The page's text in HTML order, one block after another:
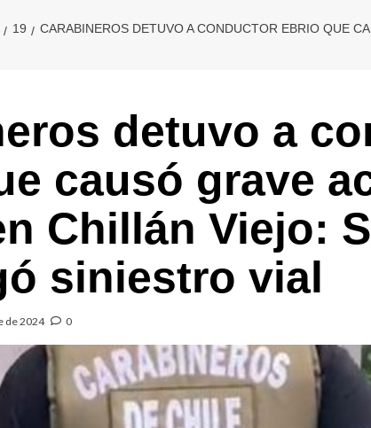
19
CARABINEROS DETUVO A CONDUCTOR EBRIO QUE
detuvo a
causó grave
Chillán Viejo:
siniestro vial
de 2024 0